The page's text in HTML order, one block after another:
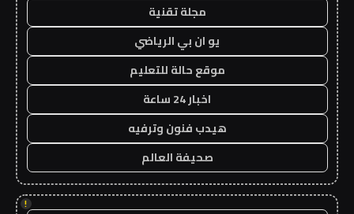
مجلة تقنية
يو ان بي الرياضي
موقع حالة للتعليم
اخبار 24 ساعة
هيدب فنون وترفيه
صحيفة العالم
!